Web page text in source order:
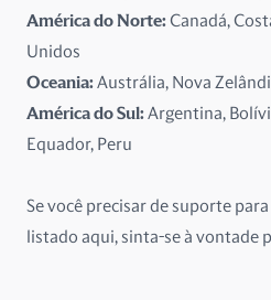
Letônia
Lituânia
México
América do Norte:Canadá,
Unidos
Oceania:Austrália, Nova
América do Sul:Argentina,
Equador, Peru
Se você precisar de suporte
listado aqui, sinta-se à vontade